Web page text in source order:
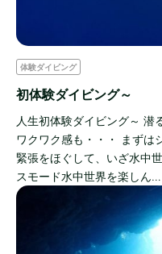
体験ダイビング
初体験ダイビング～
人生初体験ダイビング～ 潜
ワクワク感も・・・ まずは
緊張をほぐして、いざ水中
スモード水中世界を楽しん…